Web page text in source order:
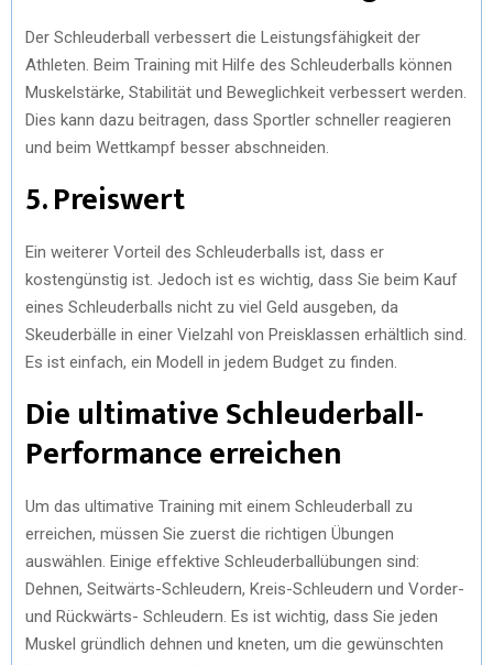
Der Schleuderball verbessert die Leistungsfähigkeit der
Athleten. Beim Training mit Hilfe des Schleuderballs können
Muskelstärke, Stabilität und Beweglichkeit verbessert werden.
Dies kann dazu beitragen, dass Sportler schneller reagieren
und beim Wettkampf besser abschneiden.
5. Preiswert
Ein weiterer Vorteil des Schleuderballs ist, dass er
kostengünstig ist. Jedoch ist es wichtig, dass Sie beim Kauf
eines Schleuderballs nicht zu viel Geld ausgeben, da
Skeuderbälle in einer Vielzahl von Preisklassen erhältlich sind.
Es ist einfach, ein Modell in jedem Budget zu finden.
Die ultimative Schleuderball-
Performance erreichen
Um das ultimative Training mit einem Schleuderball zu
erreichen, müssen Sie zuerst die richtigen Übungen
auswählen. Einige effektive Schleuderballübungen sind:
Dehnen, Seitwärts-Schleudern, Kreis-Schleudern und Vorder-
und Rückwärts- Schleudern. Es ist wichtig, dass Sie jeden
Muskel gründlich dehnen und kneten, um die gewünschten